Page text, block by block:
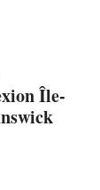
Île-